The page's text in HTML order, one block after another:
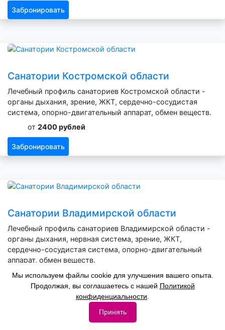
Забронировать
Санатории Костромской области
Лечебный профиль санаториев Костромской области -
органы дыхания, зрение, ЖКТ, сердечно-сосудистая
система, опорно-двигательный аппарат, обмен веществ.
от 2400 рублей
Забронировать
Санатории Владимирской области
Лечебный профиль санаториев Владимирской области -
органы дыхания, нервная система, зрение, ЖКТ,
сердечно-сосудистая система, опорно-двигательный
аппарат, обмен веществ.
от2800 рублей
Мы используем файлы cookie для улучшения вашего опыта.
Продолжая, вы соглашаетесь с нашей Политикой
конфиденциальности
Принять